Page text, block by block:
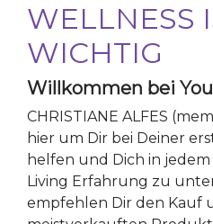
WELLNESS
WICHTIG
Willkommen bei
CHRISTIANE ALFES
hier um Dir bei Deiner
helfen und Dich in
Living Erfahrung zu
empfehlen Dir den Kauf